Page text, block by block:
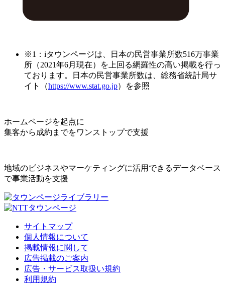
※1：iタウンページは、日本の民営事業所数516万事業
所（2021年6月現在）を上回る網羅性の高い掲載を行っ
ております。日本の民営事業所数は、総務省統計局サ
イト（https://www.stat.go.jp）を参照
ホームページを起点に
集客から成約までをワンストップで支援
地域のビジネスやマーケティングに活用できるデータベース
で事業活動を支援
サイトマップ
個人情報について
掲載情報に関して
広告掲載のご案内
広告・サービス取扱い規約
利用規約